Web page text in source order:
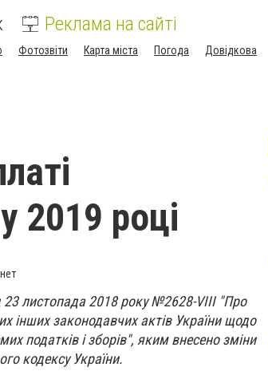
Реклама на сайті
Фотозвіти Карта міста Погода
Довідкова
2019 році
23 листопада 2018 року №2628-VIII "Про
інших законодавчих актів України щодо
податків і зборів", яким внесено зміни
кодексу України.